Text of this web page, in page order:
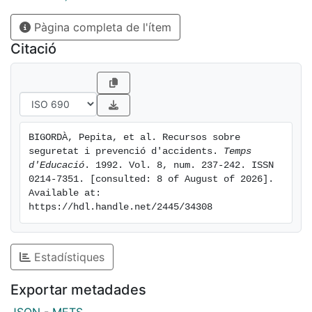
Pàgina completa de l'ítem
Citació
BIGORDÀ, Pepita, et al. Recursos sobre
seguretat i prevenció d'accidents. Temps
d'Educació . 1992. Vol. 8, num. 237-242. ISSN
0214-7351. [consulted: 8 of August of 2026].
Available at:
https://hdl.handle.net/2445/34308
Estadístiques
Exportar metadades